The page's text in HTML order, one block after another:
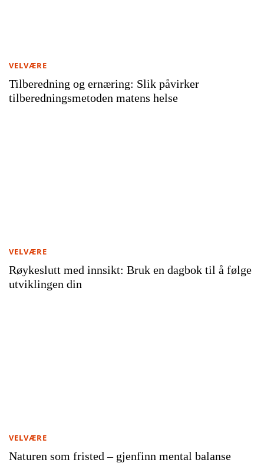
Tilberedning og ernæring: Slik påvirker
tilberedningsmetoden matens helse
VELVÆRE
Røykeslutt med innsikt: Bruk en dagbok til å følge
utviklingen din
VELVÆRE
Naturen som fristed – gjenfinn mental balanse
VELVÆRE